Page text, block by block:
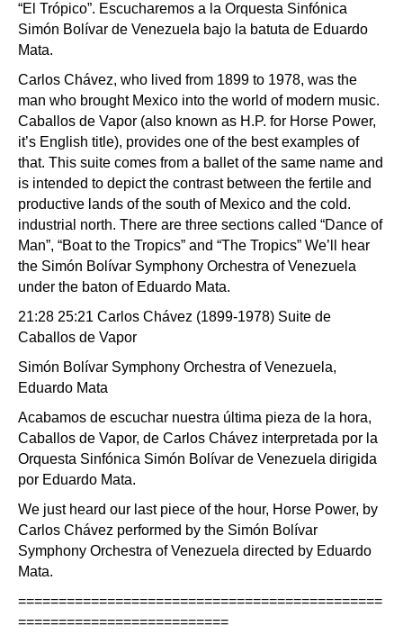
“El Trópico”. Escucharemos a la Orquesta Sinfónica
Simón Bolívar de Venezuela bajo la batuta de Eduardo
Mata.
Carlos Chávez, who lived from 1899 to 1978, was the
man who brought Mexico into the world of modern music.
Caballos de Vapor (also known as H.P. for Horse Power,
it’s English title), provides one of the best examples of
that. This suite comes from a ballet of the same name and
is intended to depict the contrast between the fertile and
productive lands of the south of Mexico and the cold.
industrial north. There are three sections called “Dance of
Man”, “Boat to the Tropics” and “The Tropics” We’ll hear
the Simón Bolívar Symphony Orchestra of Venezuela
under the baton of Eduardo Mata.
21:28 25:21 Carlos Chávez (1899-1978) Suite de
Caballos de Vapor
Simón Bolívar Symphony Orchestra of Venezuela,
Eduardo Mata
Acabamos de escuchar nuestra última pieza de la hora,
Caballos de Vapor, de Carlos Chávez interpretada por la
Orquesta Sinfónica Simón Bolívar de Venezuela dirigida
por Eduardo Mata.
We just heard our last piece of the hour, Horse Power, by
Carlos Chávez performed by the Simón Bolívar
Symphony Orchestra of Venezuela directed by Eduardo
Mata.
=============================================
==========================